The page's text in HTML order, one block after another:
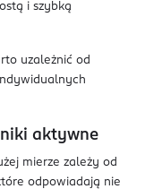
i szybką
uzależnić od
aktywne
mierze zależy od
odpowiadają nie